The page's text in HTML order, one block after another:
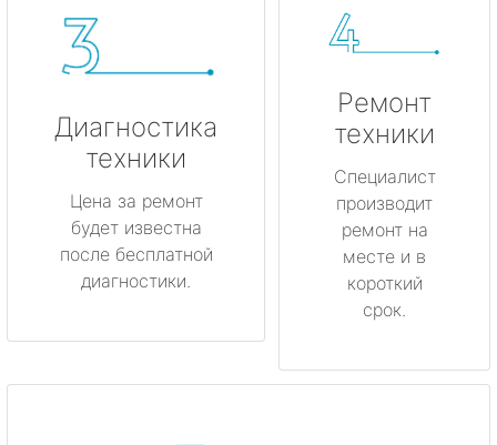
Диагностика
техники
Цена за ремонт
будет известна
после бесплатной
диагностики.
Ремонт
техники
Специалист
производит
ремонт на
месте и в
короткий
срок.